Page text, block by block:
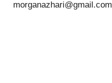
morganazhari@gmail.com